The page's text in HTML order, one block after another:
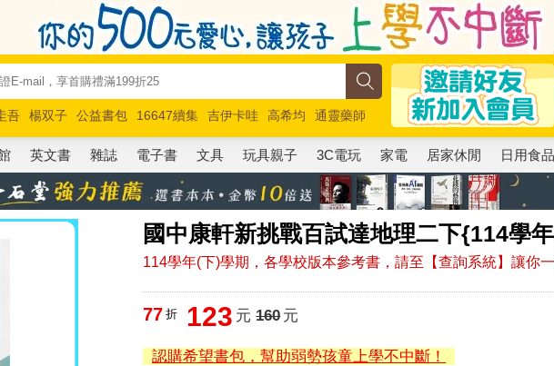
吾 楊双子 公益書包 16647續集 吉伊卡哇 高希均
通靈藥師
路邊攤新作
馬斯克 玩具總動員5 超慢跑
英文書 雜誌 電子書 文具 玩具親子 3C電玩 家電 居家休閒 日用食品
國中康軒新挑戰百試達地理二下{114學
114學年(下)學期，各學校版本參考書，請至【查詢系統】讓你一
77 折 123 元 160元
認購希望書包，幫助弱勢孩童上學不中斷！